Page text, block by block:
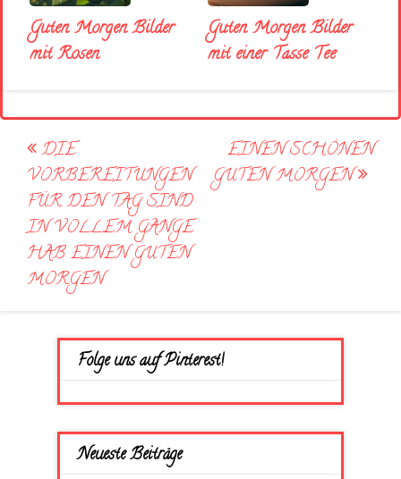
Guten Morgen Bilder
mit Rosen
Guten Morgen Bilder
mit einer Tasse Tee
Post
navigation
DIE
VORBEREITUNGEN
FÜR DEN TAG SIND
IN VOLLEM GANGE
HAB EINEN GUTEN
MORGEN
EINEN SCHÖNEN
GUTEN MORGEN
Folge uns auf Pinterest!
Neueste Beiträge